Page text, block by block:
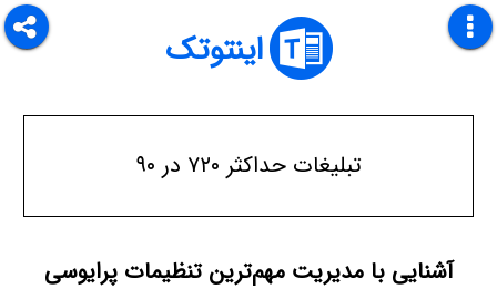
اینتوتک
تبلیغات حداکثر ۷۲۰ در ۹۰
آشنایی با مدیریت مهم‌ترین تنظیمات پرایوسی